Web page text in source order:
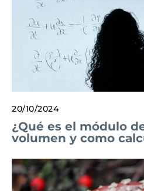
20/10/2024
¿Qué es el módulo
volumen y como